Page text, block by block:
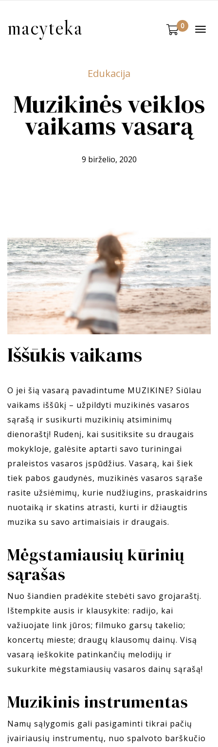
macyteka 0
Edukacija
Muzikinės veiklos
vaikams vasarą
9 birželio, 2020
Iššūkis vaikams
O jei šią vasarą pavadintume MUZIKINE? Siūlau
vaikams iššūkį – užpildyti muzikinės vasaros
sąrašą ir susikurti muzikinių atsiminimų
dienoraštį! Rudenį, kai susitiksite su draugais
mokykloje, galėsite aptarti savo turiningai
praleistos vasaros įspūdžius. Vasarą, kai šiek
tiek pabos gaudynės, muzikinės vasaros sąraše
rasite užsiėmimų, kurie nudžiugins, praskaidrins
nuotaiką ir skatins atrasti, kurti ir džiaugtis
muzika su savo artimaisiais ir draugais.
Mėgstamiausių kūrinių
sąrašas
Nuo šiandien pradėkite stebėti savo grojaraštį.
Ištempkite ausis ir klausykite: radijo, kai
važiuojate link jūros; filmuko garsų takelio;
koncertų mieste; draugų klausomų dainų. Visą
vasarą ieškokite patinkančių melodijų ir
sukurkite mėgstamiausių vasaros dainų sąrašą!
Muzikinis instrumentas
Namų sąlygomis gali pasigaminti tikrai pačių
įvairiausių instrumentų, nuo spalvoto barškučio